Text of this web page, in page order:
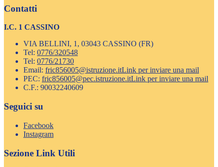
Contatti
I.C. 1 CASSINO
VIA BELLINI, 1, 03043 CASSINO (FR)
Tel: 0776/320548
Tel: 0776/21730
Email: fric856005@istruzione.itLink per inviare una mail
PEC: fric856005@pec.istruzione.itLink per inviare una mail
C.F.: 90032240609
Seguici su
Facebook
Instagram
Sezione Link Utili